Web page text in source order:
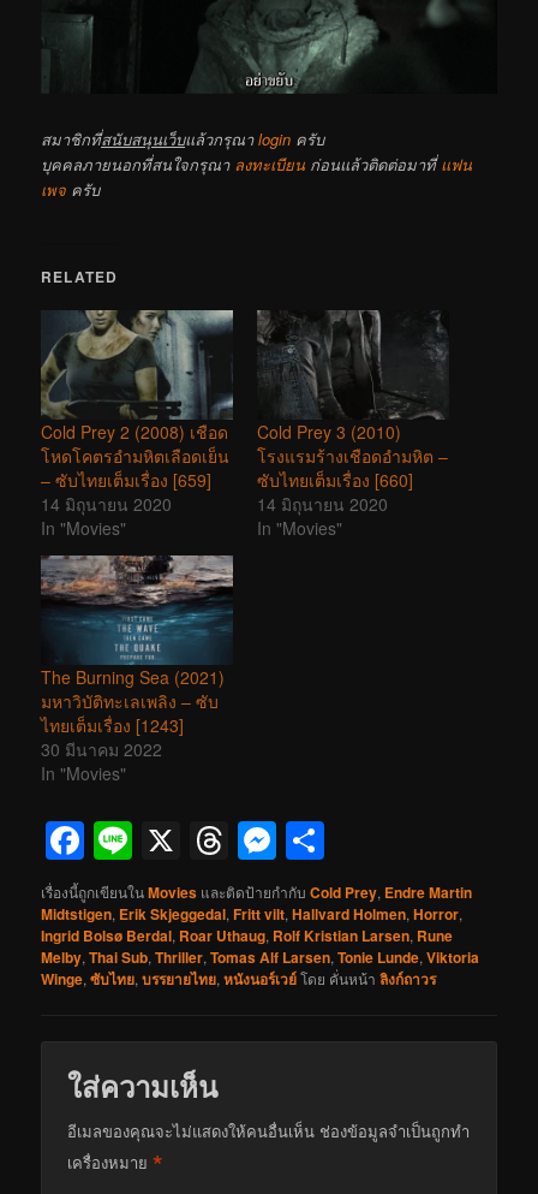
สมาชิกที่สนับสนุนเว็บแล้วกรุณาlogin ครับ
บุคคลภายนอกที่สนใจกรุณา ลงทะเบียน ก่อนแล้วติดต่อมาที่แฟน
เพจ ครับ
RELATED
Cold Prey 2 (2008) เชือด
โหดโคตรอำมหิตเลือดเย็น
– ซับไทยเต็มเรื่อง [659]
14 มิถุนายน 2020
In "Movies"
Cold Prey 3 (2010)
โรงแรมร้างเชือดอำมหิต –
ซับไทยเต็มเรื่อง [660]
14 มิถุนายน 2020
In "Movies"
The Burning Sea (2021)
มหาวิบัติทะเลเพลิง – ซับ
ไทยเต็มเรื่อง [1243]
30 มีนาคม 2022
In "Movies"
Facebook
Line
X Threads
Messenger
เรื่องนี้ถูกเขียนในMovies และติดป้ายกำกับCold Prey, Endre Martin
Midtstigen, Erik Skjeggedal,Fritt vilt,Hallvard Holmen,Horror,
Ingrid Bolsø Berdal, Roar Uthaug, Rolf Kristian Larsen, Rune
Melby,Thai Sub,Thriller,Tomas Alf Larsen,Tonie Lunde,Viktoria
Winge,ซับไทย,บรรยายไทย,หนังนอร์เวย์โดย คั่นหน้าลิงก์ถาวร
ใส่ความเห็น
อีเมลของคุณจะไม่แสดงให้คนอื่นเห็น ช่องข้อมูลจำเป็นถูกทำ
เครื่องหมาย*